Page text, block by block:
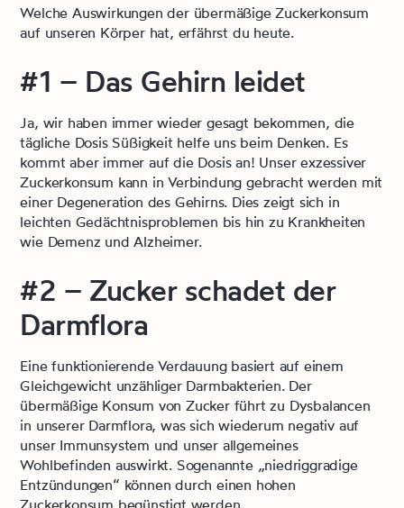
Welche Auswirkungen der übermäßige Zuckerkonsum
auf unseren Körper hat, erfährst du heute.
#1 – Das Gehirn leidet
Ja, wir haben immer wieder gesagt bekommen, die
tägliche Dosis Süßigkeit helfe uns beim Denken. Es
kommt aber immer auf die Dosis an! Unser exzessiver
Zuckerkonsum kann in Verbindung gebracht werden mit
einer Degeneration des Gehirns. Dies zeigt sich in
leichten Gedächtnisproblemen bis hin zu Krankheiten
wie Demenz und Alzheimer.
#2 – Zucker schadet der
Darmflora
Eine funktionierende Verdauung basiert auf einem
Gleichgewicht unzähliger Darmbakterien. Der
übermäßige Konsum von Zucker führt zu Dysbalancen
in unserer Darmflora, was sich wiederum negativ auf
unser Immunsystem und unser allgemeines
Wohlbefinden auswirkt. Sogenannte „niedriggradige
Entzündungen“ können durch einen hohen
Zuckerkonsum begünstigt werden.